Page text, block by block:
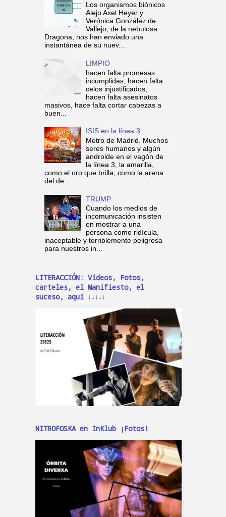
Los organismos biónicos
Alejo Axel Heyer y
Verónica González de
Vallejo, de la nebulosa
Dragona, nos han enviado una
instantánea de su nuev...
LIMPIO
hacen falta promesas
incumplidas, hacen falta
celos injustificados,
hacen falta asesinatos
masivos, hace falta cortar cabezas a
buen...
ISIS en la línea 3
Metro de Madrid. Muchos
seres humanos y algún
androide en el vagón de
la línea 3, la amarilla,
como el oro que brilla, como la arena
del de...
TRUMP
Cuando los medios de
incomunicación insisten
en mostrar a una
persona como ridícula,
inaceptable y terriblemente peligrosa
para nuestros in...
LITERACCIÓN: Vídeos, Fotos,
carteles, el Manifiesto, el
suceso, aquí ↓↓↓↓↓
NITROFOSKA en InKlub ¡Fotos!